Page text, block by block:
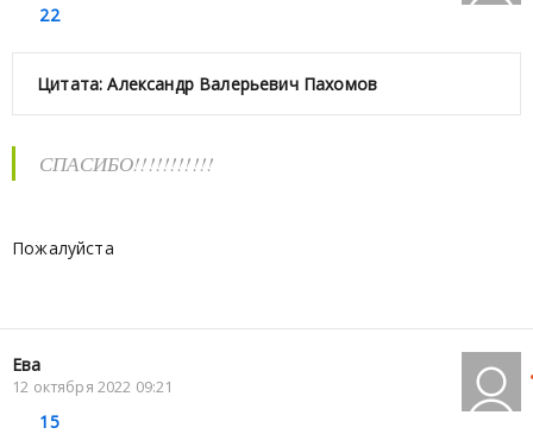
22
Цитата: Александр Валерьевич Пахомов
СПАСИБО!!!!!!!!!!!
Пожалуйста
Ева
12 октября 2022 09:21
15